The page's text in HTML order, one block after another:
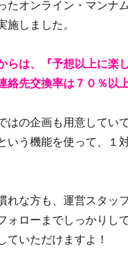
たオンライン・マンナ
施しました。
らは、『予想以上に楽
絡先交換率は７０％以
はの企画も用意してい
いう機能を使って、１
れな方も、運営スタッ
ォローまでしっかりし
ていただけますよ！